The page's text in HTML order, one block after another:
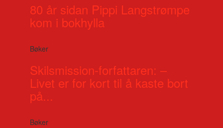
80 år sidan Pippi Langstrømpe
kom i bokhylla
Bøker
Skilsmission-forfattaren: –
Livet er for kort til å kaste bort
på...
Bøker